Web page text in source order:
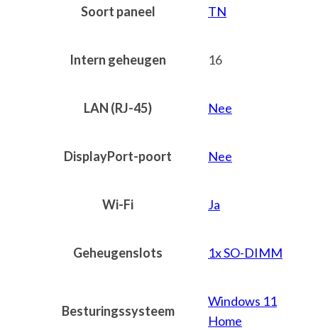
Soort paneel TN
Intern geheugen 16
LAN (RJ-45) Nee
DisplayPort-poort Nee
Wi-Fi Ja
Geheugenslots 1x SO-DIMM
Besturingssysteem
Windows 11
Home